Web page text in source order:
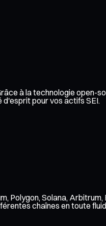
à la technologie open-
d'esprit pour vos actifs SEI.
Polygon, Solana,
chaînes en toute